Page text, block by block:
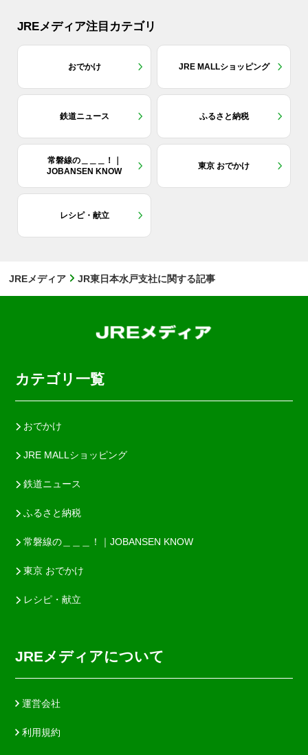
JREメディア注目カテゴリ
おでかけ JRE MALLショッピング
鉄道ニュース ふるさと納税
常磐線の＿＿＿！｜
JOBANSEN KNOW
東京 おでかけ
レシピ・献立
JREメディア JR東日本水戸支社に関する記事
カテゴリ一覧
おでかけ
JRE MALLショッピング
鉄道ニュース
ふるさと納税
常磐線の＿＿＿！｜JOBANSEN KNOW
東京 おでかけ
レシピ・献立
JREメディアについて
運営会社
利用規約